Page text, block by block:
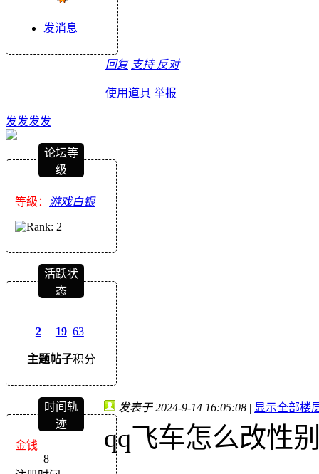
发消息
回复 支持 反对
使用道具 举报
发发发发
论坛等
级
等級： 游戏白银
活跃状
态
2
主题
19
帖子
63
积分
时间轨
迹
金钱
8
发表于 2024-9-14 16:05:08 | 显示全部楼
qq飞车怎么改性